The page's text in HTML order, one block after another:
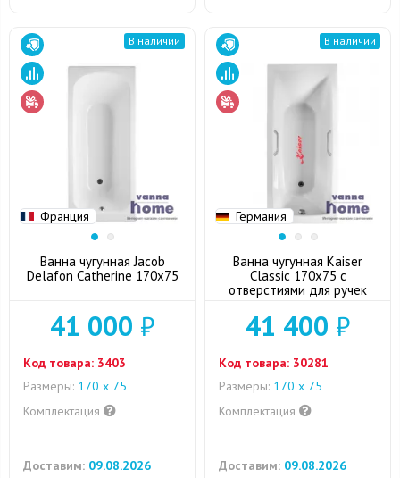
Франция
В наличии
Ванна чугунная Jacob
Delafon Catherine 170x75
41 000 ₽
Код товара: 3403
Размеры: 170 х 75
Комплектация
Доставим: 09.08.2026
Германия
В наличии
Ванна чугунная Kaiser
Classic 170x75 с
отверстиями для ручек
41 400 ₽
Код товара: 30281
Размеры: 170 х 75
Комплектация
Доставим: 09.08.2026